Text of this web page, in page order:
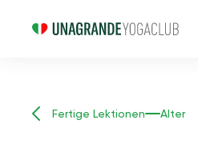
Fertige Lektionen Alter